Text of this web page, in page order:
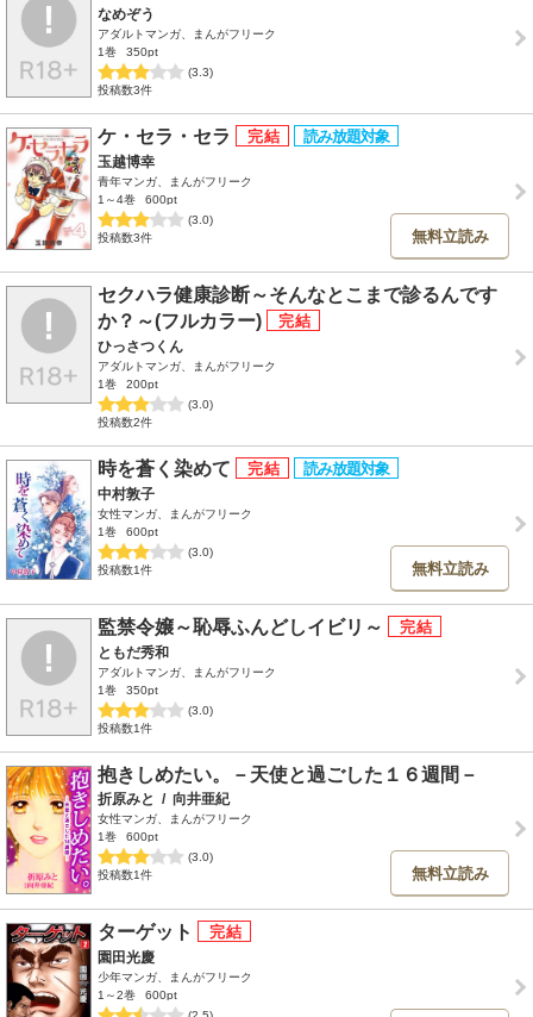
なめぞう
アダルトマンガ、まんがフリーク
1巻
350pt
(3.3)
投稿数3件
ケ・セラ・セラ
玉越博幸
青年マンガ、まんがフリーク
1～4巻
600pt
(3.0)
投稿数3件
無料立読み
セクハラ健康診断～そんなとこまで診るんです
か？～(フルカラー)
ひっさつくん
アダルトマンガ、まんがフリーク
1巻
200pt
(3.0)
投稿数2件
時を蒼く染めて
中村敦子
女性マンガ、まんがフリーク
1巻
600pt
(3.0)
投稿数1件
無料立読み
監禁令嬢～恥辱ふんどしイビリ～
ともだ秀和
アダルトマンガ、まんがフリーク
1巻
350pt
(3.0)
投稿数1件
抱きしめたい。－天使と過ごした１６週間－
折原みと / 向井亜紀
女性マンガ、まんがフリーク
1巻
600pt
(3.0)
投稿数1件
無料立読み
ターゲット
園田光慶
少年マンガ、まんがフリーク
1～2巻
600pt
(2.5)